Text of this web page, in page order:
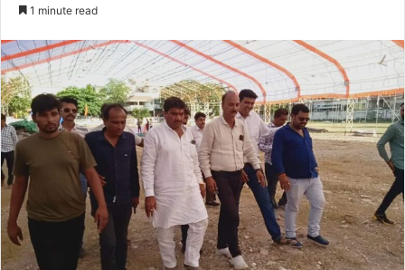
1 minute read